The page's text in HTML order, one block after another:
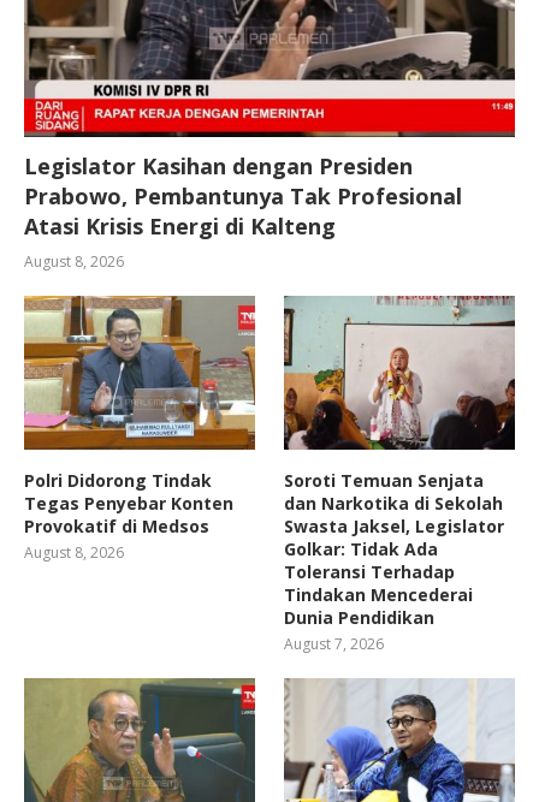
Legislator Kasihan dengan Presiden
Prabowo, Pembantunya Tak Profesional
Atasi Krisis Energi di Kalteng
August 8, 2026
Polri Didorong Tindak
Tegas Penyebar Konten
Provokatif di Medsos
August 8, 2026
Soroti Temuan Senjata
dan Narkotika di Sekolah
Swasta Jaksel, Legislator
Golkar: Tidak Ada
Toleransi Terhadap
Tindakan Mencederai
Dunia Pendidikan
August 7, 2026